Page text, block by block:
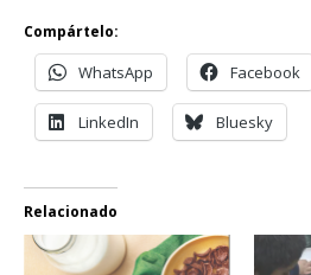
Compártelo:
WhatsApp Facebook
LinkedIn Bluesky
Relacionado